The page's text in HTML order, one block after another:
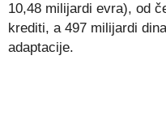
10,48 milijardi evra), od
krediti, a 497 milijardi
adaptacije.